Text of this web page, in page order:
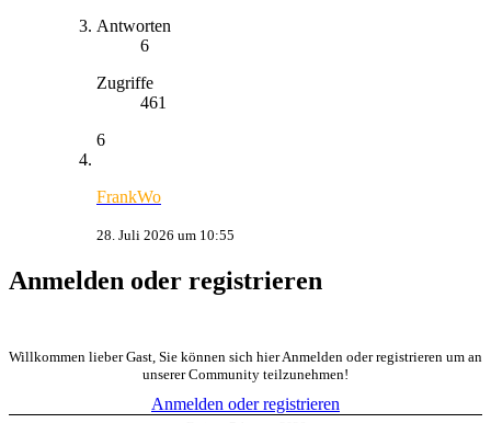
Antworten
6
Zugriffe
461
6
FrankWo
28. Juli 2026 um 10:55
Anmelden oder registrieren
Willkommen lieber Gast, Sie können sich hier Anmelden oder registrieren um an
unserer Community teilzunehmen!
Anmelden oder registrieren